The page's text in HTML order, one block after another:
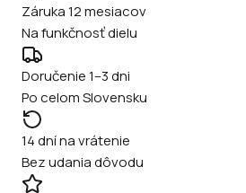
Záruka 12 mesiacov
Na funkčnosť dielu
Doručenie 1–3 dni
Po celom Slovensku
14 dní na vrátenie
Bez udania dôvodu